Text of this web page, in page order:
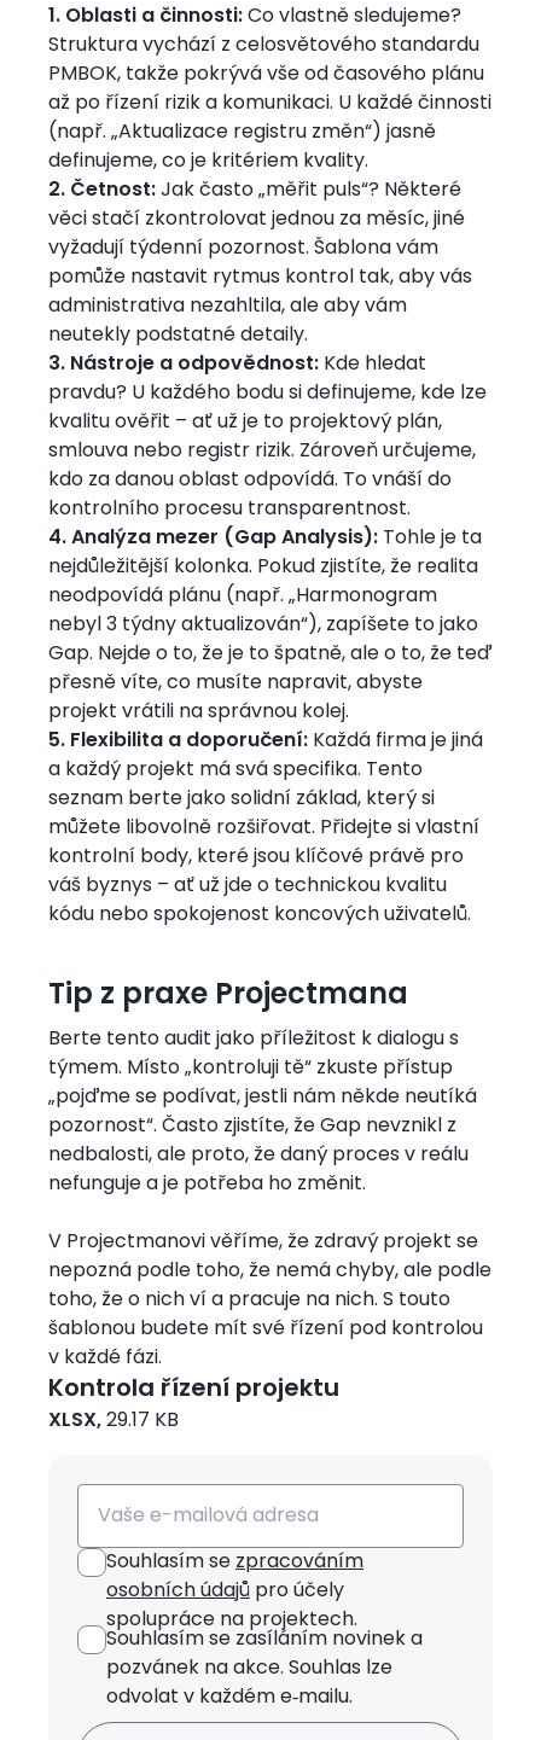
1. Oblasti a činnosti:Co vlastně sledujeme?
Struktura vychází z celosvětového standardu
PMBOK, takže pokrývá vše od časového plánu
až po řízení rizik a komunikaci. U každé činnosti
(např. „Aktualizace registru změn“) jasně
definujeme, co je kritériem kvality.
2. Četnost:Jak často „měřit puls“? Některé
věci stačí zkontrolovat jednou za měsíc, jiné
vyžadují týdenní pozornost. Šablona vám
pomůže nastavit rytmus kontrol tak, aby vás
administrativa nezahltila, ale aby vám
neutekly podstatné detaily.
3. Nástroje a odpovědnost:Kde hledat
pravdu? U každého bodu si definujeme, kde lze
kvalitu ověřit – ať už je to projektový plán,
smlouva nebo registr rizik. Zároveň určujeme,
kdo za danou oblast odpovídá. To vnáší do
kontrolního procesu transparentnost.
4. Analýza mezer (Gap Analysis):Tohle je ta
nejdůležitější kolonka. Pokud zjistíte, že realita
neodpovídá plánu (např. „Harmonogram
nebyl 3 týdny aktualizován“), zapíšete to jako
Gap. Nejde o to, že je to špatně, ale o to, že teď
přesně víte, co musíte napravit, abyste
projekt vrátili na správnou kolej.
5. Flexibilita a doporučení:Každá firma je jiná
a každý projekt má svá specifika. Tento
seznam berte jako solidní základ, který si
můžete libovolně rozšiřovat. Přidejte si vlastní
kontrolní body, které jsou klíčové právě pro
váš byznys – ať už jde o technickou kvalitu
kódu nebo spokojenost koncových uživatelů.
Tip z praxe Projectmana
Berte tento audit jako příležitost k dialogu s
týmem. Místo „kontroluji tě“ zkuste přístup
„pojďme se podívat, jestli nám někde neutíká
pozornost“. Často zjistíte, že Gap nevznikl z
nedbalosti, ale proto, že daný proces v reálu
nefunguje a je potřeba ho změnit.
V Projectmanovi věříme, že zdravý projekt se
nepozná podle toho, že nemá chyby, ale podle
toho, že o nich ví a pracuje na nich. S touto
šablonou budete mít své řízení pod kontrolou
v každé fázi.
Kontrola řízení projektu
XLSX,29.17 KB
Email
Souhlasím sezpracováním
osobních údajůpro účely
spolupráce na projektech.
Souhlasím se zasíláním novineka
pozvánek na akce. Souhlas lze
odvolat v každém e‑mailu.